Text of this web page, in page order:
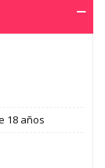
18 años